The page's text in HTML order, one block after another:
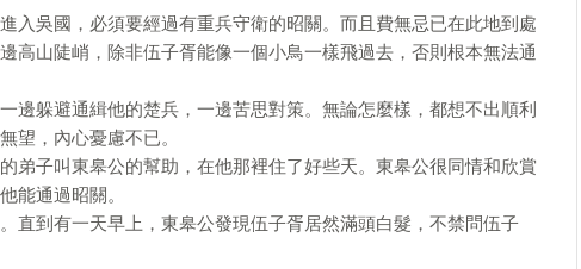
入吳國，必須要經過有重兵守衛的昭關。而且費無忌已在此地到處
高山陡峭，除非伍子胥能像一個小鳥一樣飛過去，否則根本無法通
邊躲避通緝他的楚兵，一邊苦思對策。無論怎麼樣，都想不出順利
望，內心憂慮不已。
弟子叫東皋公的幫助，在他那裡住了好些天。東皋公很同情和欣賞
能通過昭關。
直到有一天早上，東皋公發現伍子胥居然滿頭白髮，不禁問伍子